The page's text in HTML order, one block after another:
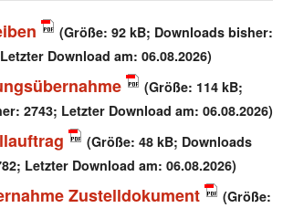
(Größe: 92 kB; Downloads bisher:
Download am: 06.08.2026)
(Größe: 114 kB;
2743; Letzter Download am: 06.08.2026)
(Größe: 48 kB; Downloads
Letzter Download am: 06.08.2026)
Zustelldokument
(Größe: